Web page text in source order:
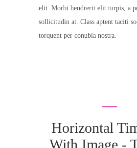
elit. Morbi hendrerit elit turpis, a
sollicitudin at. Class aptent taciti
torquent per conubia nostra.
Horizontal
With Image -